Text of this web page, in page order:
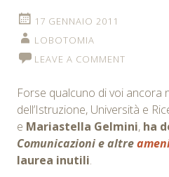
17 GENNAIO 2011
LOBOTOMIA
LEAVE A COMMENT
Forse qualcuno di voi ancora
dell’Istruzione, Università e
e Mariastella Gelmini, ha
Comunicazioni e altre
laurea inutili.